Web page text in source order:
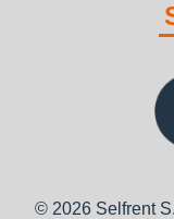
© 2026 Selfrent